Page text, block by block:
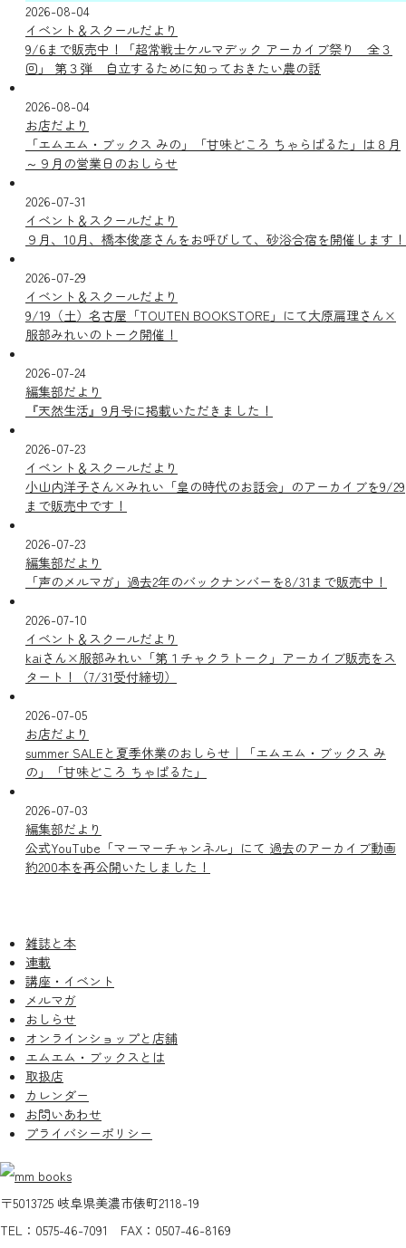
2026-08-04
イベント＆スクールだより
9/6まで販売中！「超常戦士ケルマデック アーカイブ祭り 全３
回」 第３弾 自立するために知っておきたい農の話
2026-08-04
お店だより
「エムエム・ブックス みの」「甘味どころ ちゃらぱるた」は８月
～９月の営業日のおしらせ
2026-07-31
イベント＆スクールだより
９月、10月、橋本俊彦さんをお呼びして、砂浴合宿を開催します！
2026-07-29
イベント＆スクールだより
9/19（土）名古屋「TOUTEN BOOKSTORE」にて大原扁理さん×
服部みれいのトーク開催！
2026-07-24
編集部だより
『天然生活』9月号に掲載いただきました！
2026-07-23
イベント＆スクールだより
小山内洋子さん×みれい「皇の時代のお話会」のアーカイブを9/29
まで販売中です！
2026-07-23
編集部だより
「声のメルマガ」過去2年のバックナンバーを8/31まで販売中！
2026-07-10
イベント＆スクールだより
kaiさん×服部みれい「第１チャクラトーク」アーカイブ販売をス
タート！（7/31受付締切）
2026-07-05
お店だより
summer SALEと夏季休業のおしらせ｜「エムエム・ブックス み
の」「甘味どころ ちゃぱるた」
2026-07-03
編集部だより
公式YouTube「マーマーチャンネル」にて 過去のアーカイブ動画
約200本を再公開いたしました！
雑誌と本
連載
講座・イベント
メルマガ
おしらせ
オンラインショップと店舗
エムエム・ブックスとは
取扱店
カレンダー
お問いあわせ
プライバシーポリシー
〒5013725 岐阜県美濃市俵町2118-19
TEL：0575-46-7091 FAX：0507-46-8169